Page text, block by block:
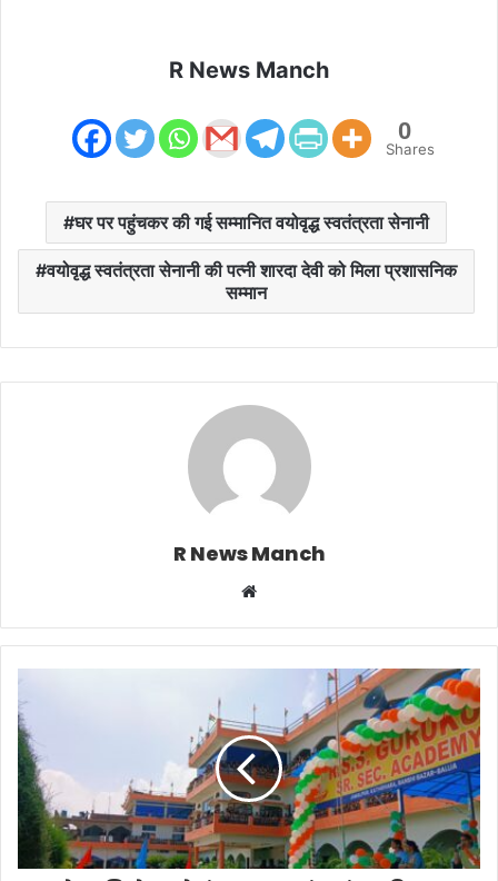
R News Manch
0
Shares
घर पर पहुंचकर की गई सम्मानित वयोवृद्ध स्वतंत्रता सेनानी
वयोवृद्ध स्वतंत्रता सेनानी की पत्नी शारदा देवी को मिला प्रशासनिक
सम्मान
R News Manch
Website